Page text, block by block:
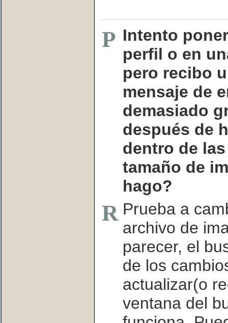
P Intento
perfil o en
pero recibo
mensaje de
demasiado
después de
dentro de
tamaño de
hago?
R Prueba a
archivo de
parecer, el
de los
actualizar(o
ventana del